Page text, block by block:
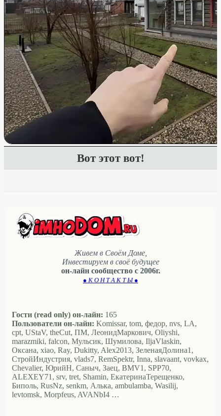
Вот этот вот!
Живем в Своём Доме,
Инвестируем в своё будущее
он-лайн сообщество с 2006г.
● К О Н Т А К Т Ы ●
Гости (read only) он-лайн: 165
Пользователи он-лайн: Komissar, tom, федор, nvs, LA,
cpt, UStaV, theCut, ПМ, ЛеонидМаркович, Oliyshi,
marazmiki, falcon, Мульсик, Шумилова, IljaVlaskin,
Оксана, xiao, Ray, Dukitty, Alex2013, ЗеленаяДолина1,
СтройИндустрия, vlads7, RemSpektr, Inna, slavaant, vovkax,
Chevalier, ЮрийН, Саныч, Заец, BMV1, SPP70,
ALEXEY71, srv, tret, Shamin, ЕкатеринаТерещенко,
Биполь, RusNz, senkm, Алька, ambulamba, Wasilij,
levtomsk, Morpfeus, AVANbI4 …